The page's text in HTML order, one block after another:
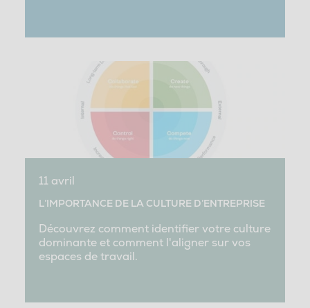
11 avril
L’IMPORTANCE DE LA CULTURE D’ENTREPRISE
Découvrez comment identifier votre culture
dominante et comment l'aligner sur vos
espaces de travail.